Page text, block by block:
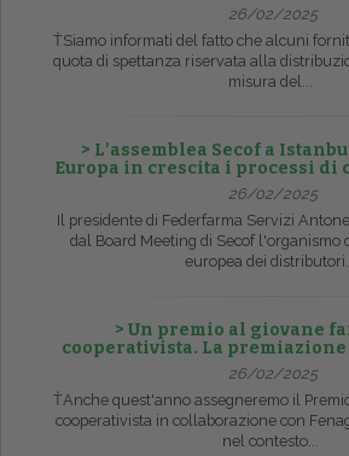
26/02/2025
ŤSiamo informati del fatto che alcuni
quota di spettanza riservata alla
misura del...
> L’assemblea Secof a
Europa in crescita i processi di
26/02/2025
Il presidente di Federfarma Servizi
dal Board Meeting di Secof l'organismo
europea dei
> Un premio al giovane
cooperativista. La premiazione
26/02/2025
ŤAnche quest'anno assegneremo il
cooperativista in collaborazione con
nel contesto...